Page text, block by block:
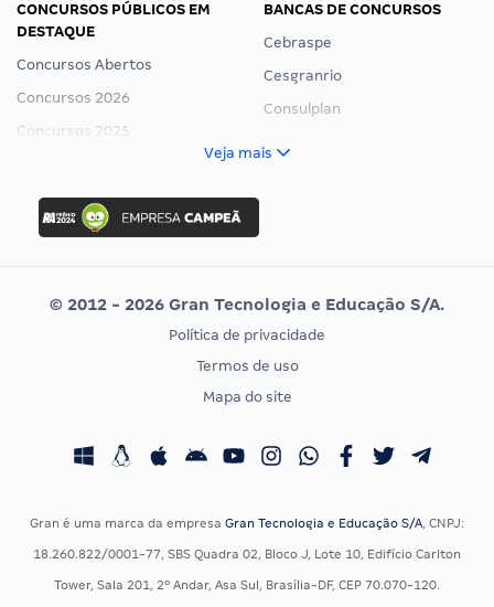
CONCURSOS PÚBLICOS EM
DESTAQUE
Concursos Abertos
Concursos 2026
Concursos 2025
Concurso Ibama
Concurso MPU
Editais publicados
BANCAS DE CONCURSOS
Cebraspe
Cesgranrio
Consulplan
Vunesp
CONCURSOS POR PROFISSÃO
Concursos Fiscais
Concursos Saúde
EXAME DE ORDEM
Calendário OAB
Veja mais
© 2012 - 2026 Gran Tecnologia e Educação S/A.
Política de privacidade
Termos de uso
Mapa do site
Gran é uma marca da empresa Gran Tecnologia e Educação S/A, CNPJ:
18.260.822/0001-77, SBS Quadra 02, Bloco J, Lote 10, Edifício Carlton
Tower, Sala 201, 2º Andar, Asa Sul, Brasília-DF, CEP 70.070-120.